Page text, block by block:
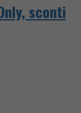
sconti